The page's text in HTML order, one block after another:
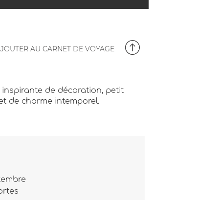
AU CARNET DE VOYAGE
de décoration, petit
de charme intemporel.